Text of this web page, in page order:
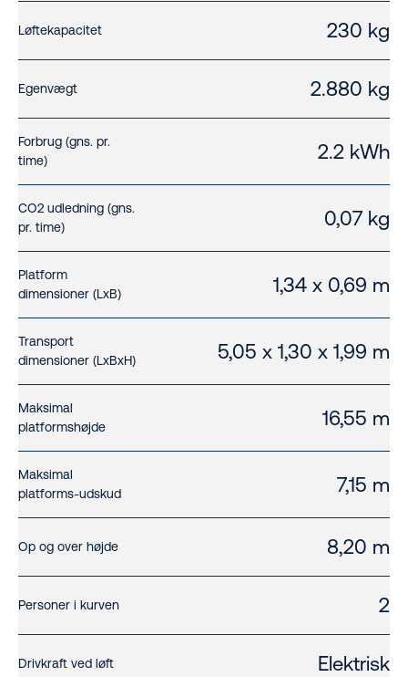
Løftekapacitet 230 kg
Egenvægt 2.880 kg
Forbrug (gns. pr.
time)
2.2 kWh
CO2 udledning (gns.
pr. time)
0,07 kg
Platform
dimensioner (LxB)
1,34 x 0,69 m
Transport
dimensioner (LxBxH)
5,05 x 1,30 x 1,99 m
Maksimal
platformshøjde
16,55 m
Maksimal
platforms-udskud
7,15 m
Op og over højde 8,20 m
Personer i kurven 2
Drivkraft ved løft Elektrisk